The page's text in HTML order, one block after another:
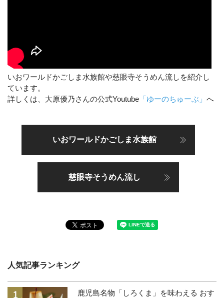
いおワールドかごしま水族館や慈眼寺そうめん流しを紹介し
ています。
詳しくは、大原優乃さんの公式Youtube 「ゆーのちゅーぶ」 へ
いおワールドかごしま水族館
慈眼寺そうめん流し
人気記事ランキング
鹿児島名物「しろくま」を味わえる おす